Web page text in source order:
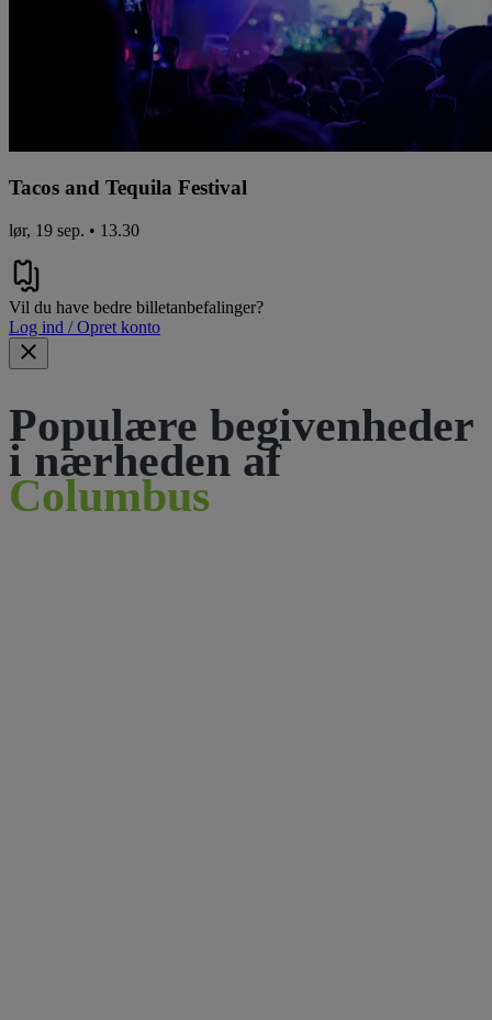
Tacos and Tequila Festival
lør, 19 sep. • 13.30
Vil du have bedre billetanbefalinger?
Log ind / Opret konto
Populære begivenheder
i nærheden af
Columbus